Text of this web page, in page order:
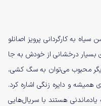
سال ۱۳۵۱ با فیلم حسن سیاه به کارگردانی پرویز اصانلو
بسیار درخشانی از خودش به جا
محبوب می‌توان به سگ کشی،
همیشه و دایره زنگی اشاره کرد.
یادماندنی هستند با سریال‌هایی